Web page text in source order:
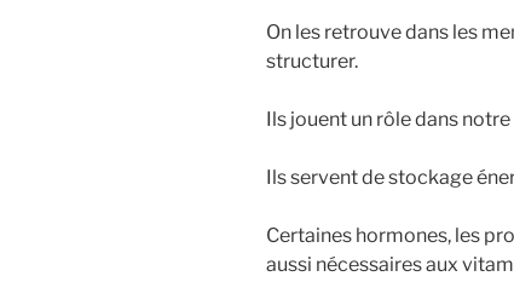
On les retrouve dans les
structurer.
Ils jouent un rôle dans
Ils servent de stockage
Certaines hormones, les
aussi nécessaires aux